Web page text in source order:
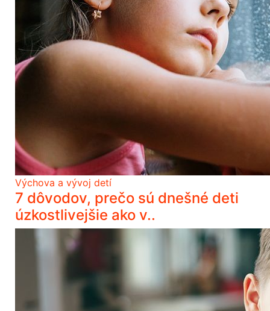
Výchova a vývoj detí
7 dôvodov, prečo sú dnešné deti
úzkostlivejšie ako v..